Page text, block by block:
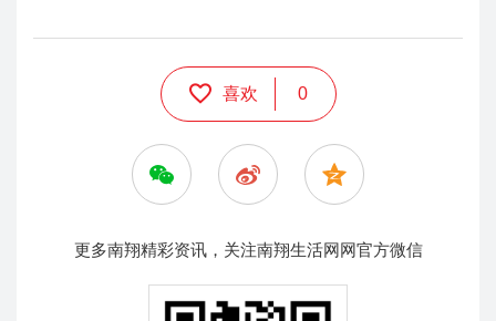
喜欢 0
更多南翔精彩资讯，关注南翔生活网网官方微信